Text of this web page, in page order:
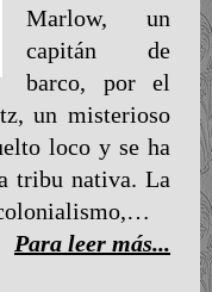
Marlow, un
capitán de
barco, por el
un misterioso
loco y se ha
tribu nativa. La
Para leer más...